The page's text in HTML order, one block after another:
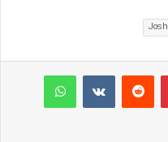
پینتریستReddit
VKontakteواتس آپ